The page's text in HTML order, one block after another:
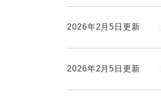
2026年2月5日更新
2026年2月5日更新